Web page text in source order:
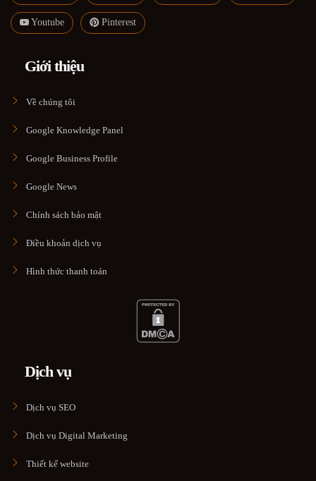
Youtube Pinterest
Giới thiệu
Về chúng tôi
Google Knowledge Panel
Google Business Profile
Google News
Chính sách bảo mật
Điều khoản dịch vụ
Hình thức thanh toán
Dịch vụ
Dịch vụ SEO
Dịch vụ Digital Marketing
Thiết kế website